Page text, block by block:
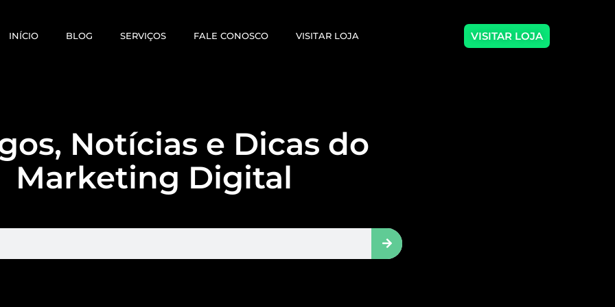
INÍCIO BLOG SERVIÇOS FALE CONOSCO VISITAR LOJA VISITAR LOJA
Notícias e Dicas do
Marketing Digital